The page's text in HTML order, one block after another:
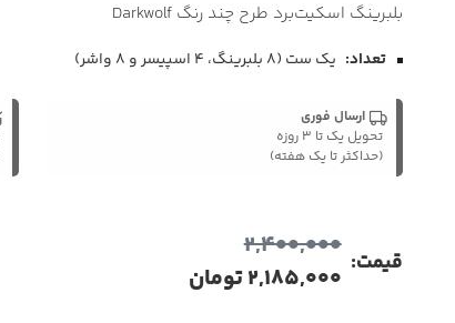
بلبرینگ اسکیت‌برد طرح چند رنگ Darkwolf
تعداد: یک ست (۸ بلبرینگ، ۴ اسپیسر و ۸ واشر)
ارسال فوری
تحویل یک تا ۳ روزه
(حداکثر تا یک هفته)
قیمت: 2,400,000
2,185,000 تومان